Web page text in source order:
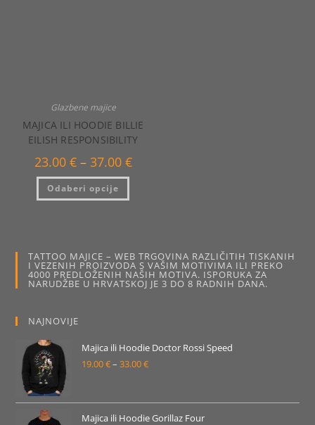
Glazbene majice
MAJICA ILI HOODIE BILLIE
EILISH RESPONSIBILITY
23.00 € – 37.00 €Raspon
cijena:
Odaberi opcije
Ovaj
ima
odabrati
na
stranici
proizvoda
TATTOO MAJICE – WEB TRGOVINA RAZLIČITIH TISKANIH
I VEZENIH PROIZVODA S VAŠIM MOTIVIMA ILI PREKO
4000 PREDLOŽENIH NAŠIH MOTIVA. ISPORUKA ZA
NARUDŽBE U HRVATSKOJ JE 3 DO 8 RADNIH DANA.
NAJNOVIJE
Majica ili Hoodie Doctor Rossi Speed
19.00€– 33.00€Raspon
19.00 €
Majica ili Hoodie Gorillaz Four